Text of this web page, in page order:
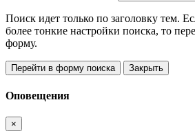
Поиск идет только по заголовку тем.
более тонкие настройки поиска, то
форму.
Перейти в форму поиска Закрыть
Оповещения
×